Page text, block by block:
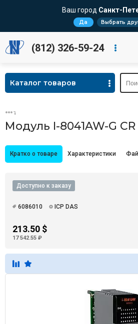
Ваш город Санкт-
Да Выбрать
(812) 326-59-24
Каталог товаров
Модуль I-8041AW-G CR
Кратко о товаре Характеристики
Доступно к заказу
6086010 ICP DAS
213.50 $
17 542.55 ₽